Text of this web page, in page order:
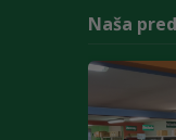
Naša